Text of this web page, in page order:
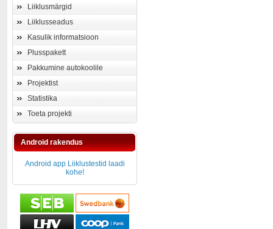
Liiklusmärgid
Liiklusseadus
Kasulik informatsioon
Plusspakett
Pakkumine autokoolile
Projektist
Statistika
Toeta projekti
Android rakendus
Android app Liiklustestid laadi
kohe!